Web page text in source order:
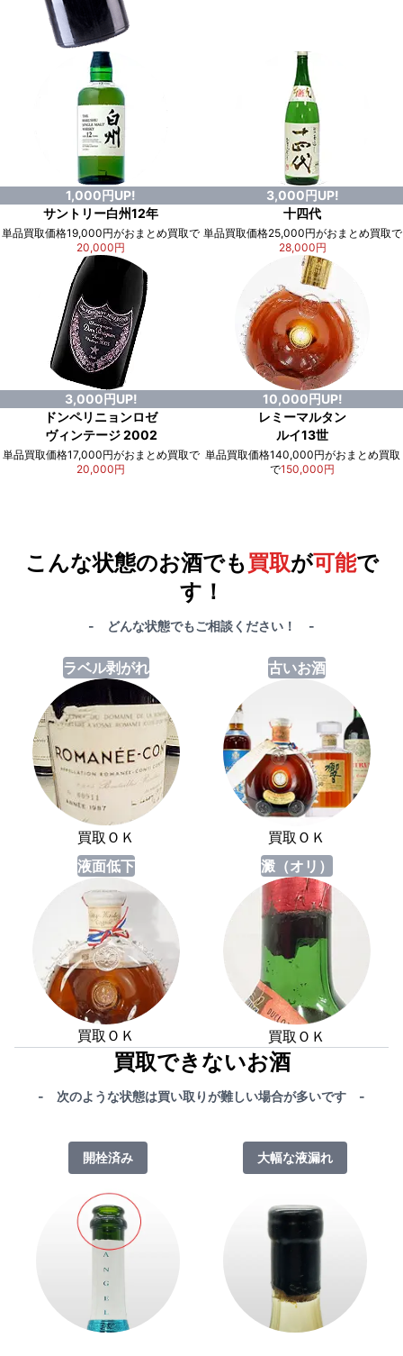
1,000円UP!
サントリー白州12年
単品買取価格19,000円がおまとめ買取で
20,000円
3,000円UP!
十四代
単品買取価格25,000円がおまとめ買取で
28,000円
3,000円UP!
ドンペリニョンロゼ
ヴィンテージ 2002
単品買取価格17,000円がおまとめ買取で
20,000円
10,000円UP!
レミーマルタン
ルイ13世
単品買取価格140,000円がおまとめ買取
で150,000円
こんな状態のお酒でも買取が可能で
す！
- どんな状態でもご相談ください！ -
ラベル剥がれ
買取ＯＫ
古いお酒
買取ＯＫ
液面低下
買取ＯＫ
澱（オリ）
買取ＯＫ
買取できないお酒
- 次のような状態は買い取りが難しい場合が多いです -
開栓済み 大幅な液漏れ